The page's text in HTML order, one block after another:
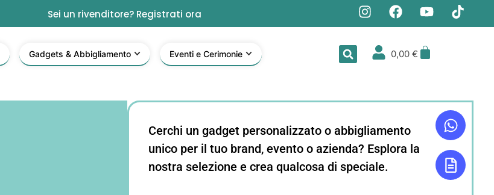
Sei un rivenditore? Registrati ora
Gadgets & Abbigliamento Eventi e Cerimonie 0,00€
Cerchi un gadget personalizzato o abbigliamento
unico per il tuo brand, evento o azienda? Esplora la
nostra selezione e crea qualcosa di speciale.